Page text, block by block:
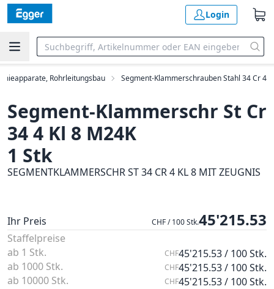
Login
Rohrleitungsbau Segment-Klammerschrauben Stahl 34 Cr 4
Segment-Klammerschr St Cr
34 4 Kl 8 M24K
1 Stk
SEGMENTKLAMMERSCHR ST 34 CR 4 KL 8 MIT ZEUGNIS
Ihr Preis CHF / 100 Stk.45'215.53
Staffelpreise
ab 1 Stk.
CHF45'215.53 / 100 Stk.
ab 1000 Stk.
CHF45'215.53 / 100 Stk.
ab 10000 Stk.
CHF45'215.53 / 100 Stk.